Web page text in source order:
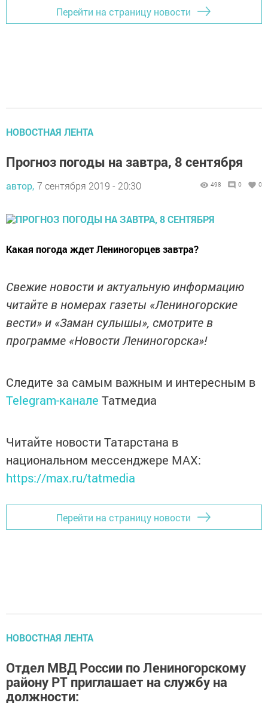
Перейти на страницу новости
НОВОСТНАЯ ЛЕНТА
Прогноз погоды на завтра, 8 сентября
автор, 7 сентября 2019 - 20:30 498 0 0
Какая погода ждет Лениногорцев завтра?
Свежие новости и актуальную информацию
читайте в номерах газеты «Лениногорские
вести» и «Заман сулышы», смотрите в
программе «Новости Лениногорска»!
Следите за самым важным и интересным в
Telegram-канале Татмедиа
Читайте новости Татарстана в
национальном мессенджере MАХ:
https://max.ru/tatmedia
Перейти на страницу новости
НОВОСТНАЯ ЛЕНТА
Отдел МВД России по Лениногорскому
району РТ приглашает на службу на
должности: